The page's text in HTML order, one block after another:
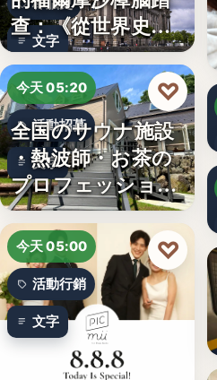
樟腦史
文字
查：《從世界史看
德意志帝…
今天 05:20
活動招募
文字
全国のサウナ施設
・熱波師・お茶の
プロフェッショナ
ル募集！…
♡
今天 05:00
活動行銷
文字
♡